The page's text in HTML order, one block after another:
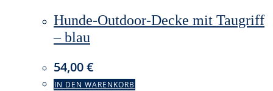
Die
Hunde-Outdoor-Decke mit Taugriff
– blau
54,00€
IN DEN WARENKORB